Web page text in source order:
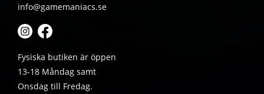
info@gamemaniacs.se
Fysiska butiken är öppen
13-18 Måndag samt
Onsdag till Fredag.